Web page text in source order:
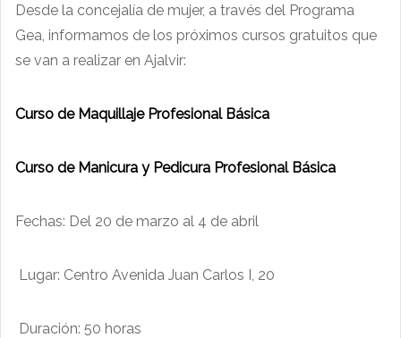
Desde la concejalía de mujer, a través del Programa
Gea, informamos de los próximos cursos gratuitos que
se van a realizar en Ajalvir:
Curso de Maquillaje Profesional Básica
Curso de Manicura y Pedicura Profesional Básica
Fechas: Del 20 de marzo al 4 de abril
Lugar: Centro Avenida Juan Carlos I, 20
Duración: 50 horas